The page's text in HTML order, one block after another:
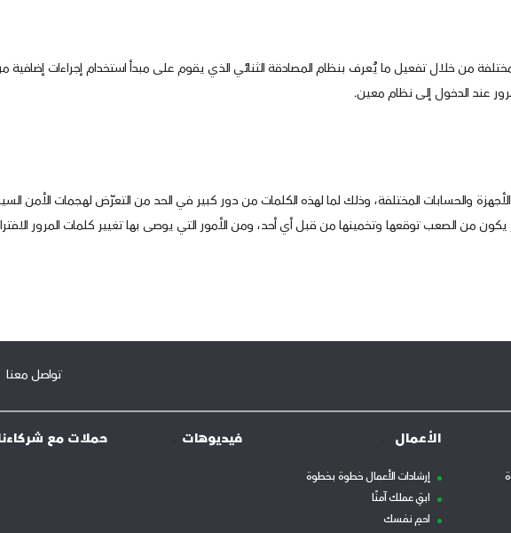
من خلال تفعيل ما يُعرف بنظام المصادقة الثنائي الذي يقوم على مبدأ استخدام إجراءات إضافية من
عند الدخول إلى نظام معين.
والحسابات المختلفة، وذلك لما لهذه الكلمات من دور كبير في الحد من التعرّض لهجمات الأمن
من الصعب توقعها وتخمينها من قبل أي أحد، ومن الأمور التي يوصى بها تغيير كلمات المرور
تواصل معنا
الأعمال
إرشادات الأعمال خطوة بخطوة
ابقِ عملك آمنًا
احمِ نفسك
فيديوهات حملات مع